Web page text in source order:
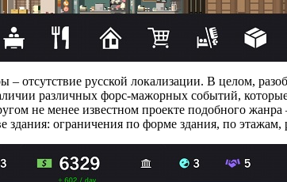
– отсутствие русской локализации. В целом,
различных форс-мажорных событий,
не менее известном проекте подобного
здания: ограничения по форме здания, по этажам,